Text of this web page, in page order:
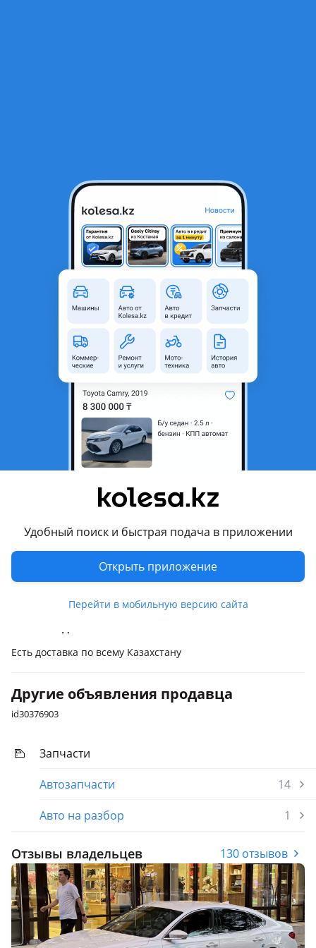
Удобный поиск и быстрая подача в приложении
Открыть приложение
Перейти в мобильную версию сайта
Подкрыльник на хюндай Грандеур
Шымкент, Туркестанская
область
Новая
Оригинальность
Оригинал
Подходит на авто
2014 - 2016 HG [2 рестайлинг], 2016 - 2019 IG, 2019 - 2022 IG
Комментарий продавца
Есть подкрыльник на хюндай Грандеур G8000
Есть доставка по всему Казахстану
Другие объявления продавца
id30376903
Запчасти
Автозапчасти
14
Авто на разбор
1
Отзывы владельцев 130 отзывов